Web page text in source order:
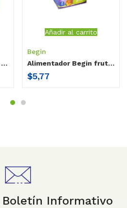
Alimentador de frutas Carlitos
Añadir al carrito
Begin
Alimentador Begin frutas, proteínas y vegetales
$5,77
Boletín Informativo